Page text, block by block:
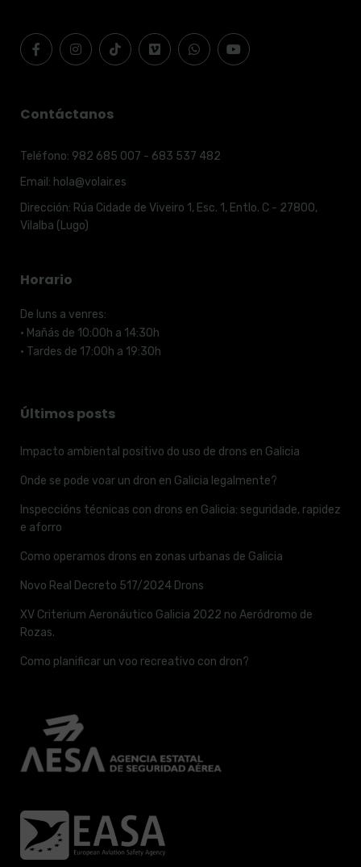
Contáctanos
Teléfono: 982 685 007 - 683 537 482
Email: hola@volair.es
Dirección: Rúa Cidade de Viveiro 1, Esc. 1, Entlo. C - 27800,
Vilalba (Lugo)
Horario
De luns a venres:
· Mañás de 10:00h a 14:30h
· Tardes de 17:00h a 19:30h
Últimos posts
Impacto ambiental positivo do uso de drons en Galicia
Onde se pode voar un dron en Galicia legalmente?
Inspeccións técnicas con drons en Galicia: seguridade, rapidez
e aforro
Como operamos drons en zonas urbanas de Galicia
Novo Real Decreto 517/2024 Drons
XV Criterium Aeronáutico Galicia 2022 no Aeródromo de
Rozas.
Como planificar un voo recreativo con dron?